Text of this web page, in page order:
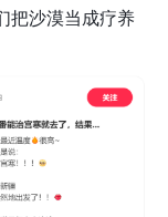
把沙漠当成疗养